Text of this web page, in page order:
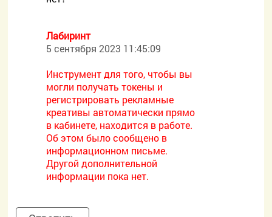
Лабиринт
5 сентября 2023 11:45:09
Инструмент для того, чтобы вы
могли получать токены и
регистрировать рекламные
креативы автоматически прямо
в кабинете, находится в работе.
Об этом было сообщено в
информационном письме.
Другой дополнительной
информации пока нет.